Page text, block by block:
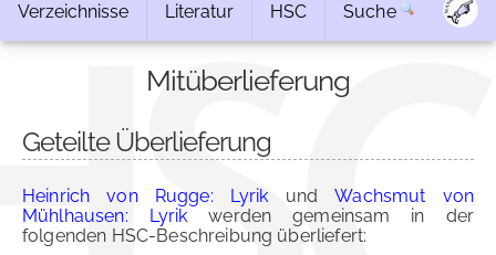
Verzeichnisse Literatur HSC Suche
Mitüberlieferung
Geteilte Überlieferung
Heinrich von Rugge: LyrikundWachsmut von
Mühlhausen: Lyrik werden gemeinsam in der
folgenden HSC-Beschreibung überliefert: